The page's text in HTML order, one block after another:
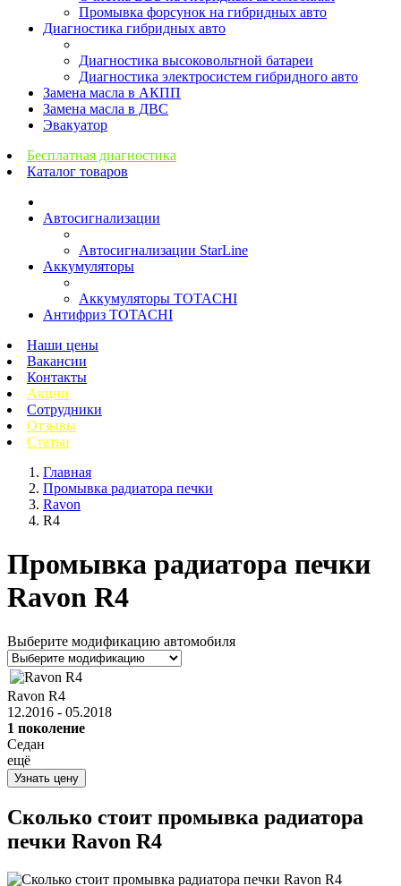
Промывка форсунок на гибридных авто
Диагностика гибридных авто
Диагностика высоковольтной батареи
Диагностика электросистем гибридного авто
Замена масла в АКПП
Замена масла в ДВС
Эвакуатор
Бесплатная диагностика
Каталог товаров
Автосигнализации
Автосигнализации StarLine
Аккумуляторы
Аккумуляторы TOTACHI
Антифриз TOTACHI
Наши цены
Вакансии
Контакты
Акции
Сотрудники
Отзывы
Статьи
Главная
Промывка радиатора печки
Ravon
R4
Промывка радиатора печки
Ravon R4
Выберите модификацию автомобиля
Ravon R4
12.2016 - 05.2018
1 поколение
Седан
ещё
Узнать цену
Сколько стоит промывка радиатора
печки Ravon R4